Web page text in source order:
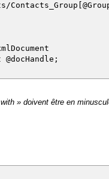
@docHandle;
» doivent être en